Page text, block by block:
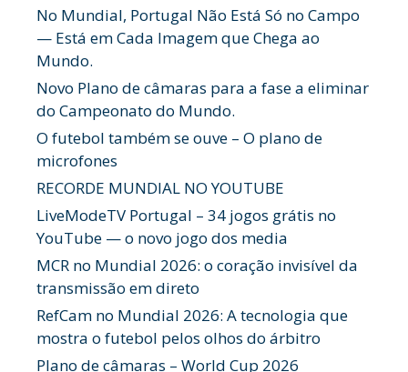
No Mundial, Portugal Não Está Só no Campo
— Está em Cada Imagem que Chega ao
Mundo.
Novo Plano de câmaras para a fase a eliminar
do Campeonato do Mundo.
O futebol também se ouve – O plano de
microfones
RECORDE MUNDIAL NO YOUTUBE
LiveModeTV Portugal – 34 jogos grátis no
YouTube — o novo jogo dos media
MCR no Mundial 2026: o coração invisível da
transmissão em direto
RefCam no Mundial 2026: A tecnologia que
mostra o futebol pelos olhos do árbitro
Plano de câmaras – World Cup 2026